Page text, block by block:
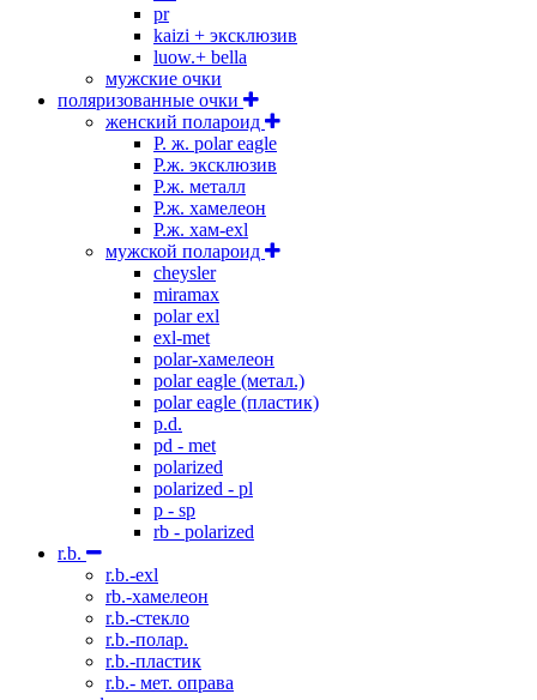
pr
kaizi + эксклюзив
luow.+ bella
мужские очки
поляризованные очки
женский полароид
P. ж. polar eagle
P.ж. эксклюзив
Р.ж. металл
P.ж. хамелеон
Р.ж. хам-exl
мужской полароид
cheysler
miramax
polar exl
exl-met
polar-хамелеон
polar eagle (метал.)
polar eagle (пластик)
p.d.
pd - met
polarized
polarized - pl
p - sp
rb - polarized
r.b.
r.b.-exl
rb.-хамелеон
r.b.-стекло
r.b.-полар.
r.b.-пластик
r.b.- мет. оправа